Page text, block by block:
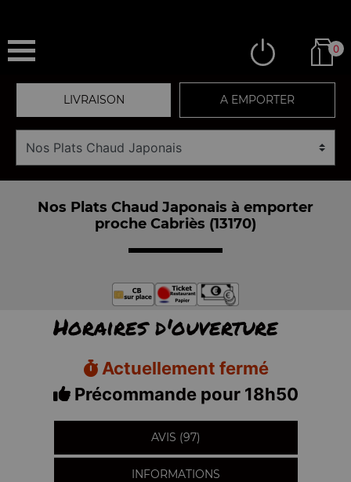
0
LIVRAISON A EMPORTER
Nos Plats Chaud Japonais à emporter
proche Cabriès (13170)
Horaires d'ouverture
Actuellement fermé
Précommande pour 18h50
AVIS (97)
INFORMATIONS